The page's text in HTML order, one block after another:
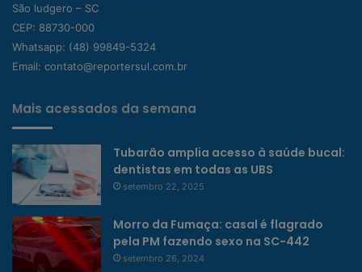
São ludgero – SC
CEP: 88730-000
Whatsapp: (48) 99849-5324
Email: contato@reportersul.com.br
Mais acessados da semana
Tubarão amplia acesso à saúde bucal:
dentistas em todas as UBS
setembro 22, 2025
Morro da Fumaça: casal é flagrado
pela PM fazendo sexo na SC-442
setembro 26, 2024